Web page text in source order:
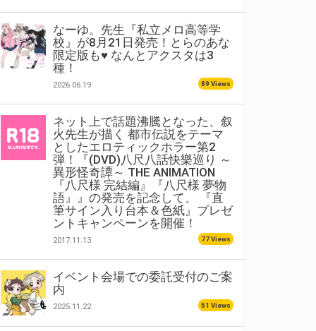
なーゆ。先生『私立メロ高等学
校』が8月21日発売！とらのあな
限定版も♥ なんとアクスタは3
種！
2026.06.19 89 Views
ネット上で話題沸騰となった、叙
火先生が描く 都市伝説をテーマ
としたエロティックホラー第2
弾！『(DVD)八尺八話快樂巡り ～
異形怪奇譚～ THE ANIMATION
『八尺様 完結編』『八尺様 夢物
語』』の発売を記念して、 『直
筆サイン入り台本＆色紙』プレゼ
ントキャンペーンを開催！
2017.11.13 77 Views
イベント会場での委託受付のご案
内
2025.11.22 51 Views